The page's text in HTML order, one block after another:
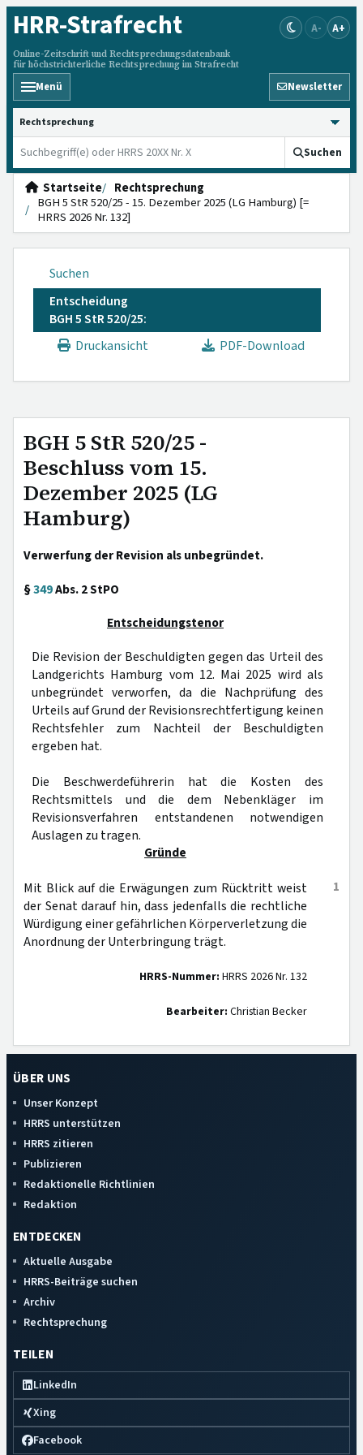
HRR-Strafrecht
Online-Zeitschrift und Rechtsprechungsdatenbank
für höchstrichterliche Rechtsprechung im Strafrecht
A- A+
Menü Newsletter
HRRS durchsuchen
Suchen
Startseite
Rechtsprechung
BGH 5 StR 520/25 - 15. Dezember 2025 (LG Hamburg) [=
HRRS 2026 Nr. 132]
Suchen
Entscheidung
BGH 5 StR 520/25:
Druckansicht
PDF-Download
BGH 5 StR 520/25 -
Beschluss vom 15.
Dezember 2025 (LG
Hamburg)
Verwerfung der Revision als unbegründet.
§349Abs. 2 StPO
Entscheidungstenor
Die Revision der Beschuldigten gegen das Urteil des
Landgerichts Hamburg vom 12. Mai 2025 wird als
unbegründet verworfen, da die Nachprüfung des
Urteils auf Grund der Revisionsrechtfertigung keinen
Rechtsfehler zum Nachteil der Beschuldigten
ergeben hat.
Die Beschwerdeführerin hat die Kosten des
Rechtsmittels und die dem Nebenkläger im
Revisionsverfahren entstandenen notwendigen
Auslagen zu tragen.
Gründe
1
Mit Blick auf die Erwägungen zum Rücktritt weist
der Senat darauf hin, dass jedenfalls die rechtliche
Würdigung einer gefährlichen Körperverletzung die
Anordnung der Unterbringung trägt.
HRRS-Nummer: HRRS 2026 Nr. 132
Bearbeiter: Christian Becker
ÜBER UNS
Unser Konzept
HRRS unterstützen
HRRS zitieren
Publizieren
Redaktionelle Richtlinien
Redaktion
ENTDECKEN
Aktuelle Ausgabe
HRRS-Beiträge suchen
Archiv
Rechtsprechung
TEILEN
LinkedIn
Xing
Facebook